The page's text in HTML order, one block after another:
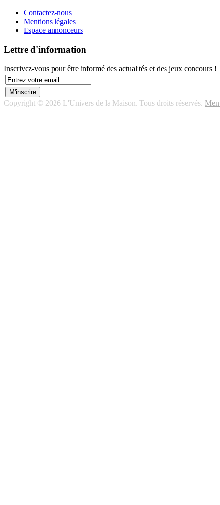
Contactez-nous
Mentions légales
Espace annonceurs
Lettre d'information
Inscrivez-vous pour être informé des actualités et des jeux concours !
Copyright © 2026 L'Univers de la Maison. Tous droits réservés.